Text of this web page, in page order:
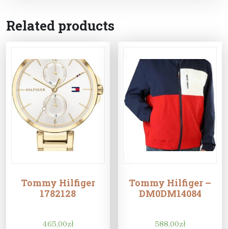
Related products
Tommy Hilfiger
1782128
465,00zł
Tommy Hilfiger –
DM0DM14084
588,00zł